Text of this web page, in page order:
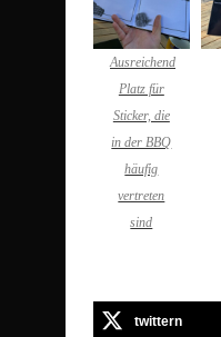
Ausreichend
Platz für
Sticker, die
in der BBQ
häufig
vertreten
sind
twittern